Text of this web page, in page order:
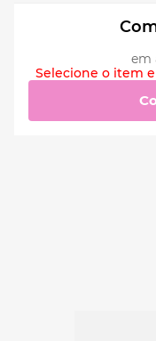
em
Selecione o item